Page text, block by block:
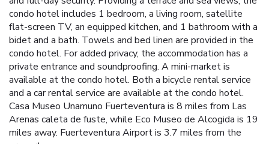
condo hotel includes 1 bedroom, a living room, satellite
flat-screen TV, an equipped kitchen, and 1 bathroom with a
bidet and a bath. Towels and bed linen are provided in the
condo hotel. For added privacy, the accommodation has a
private entrance and soundproofing. A mini-market is
available at the condo hotel. Both a bicycle rental service
and a car rental service are available at the condo hotel.
Casa Museo Unamuno Fuerteventura is 8 miles from Las
Arenas caleta de fuste, while Eco Museo de Alcogida is 19
miles away. Fuerteventura Airport is 3.7 miles from the
property.